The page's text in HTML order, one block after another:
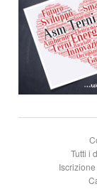
Tutti i